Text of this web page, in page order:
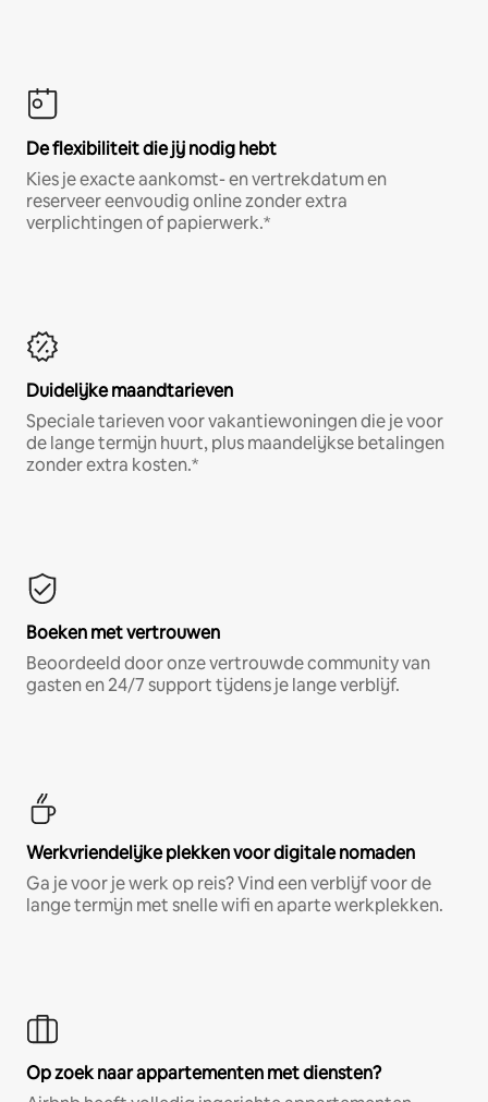
De flexibiliteit die jij nodig hebt
Kies je exacte aankomst- en vertrekdatum en
reserveer eenvoudig online zonder extra
verplichtingen of papierwerk.*
Duidelijke maandtarieven
Speciale tarieven voor vakantiewoningen die je voor
de lange termijn huurt, plus maandelijkse betalingen
zonder extra kosten.*
Boeken met vertrouwen
Beoordeeld door onze vertrouwde community van
gasten en 24/7 support tijdens je lange verblijf.
Werkvriendelijke plekken voor digitale nomaden
Ga je voor je werk op reis? Vind een verblijf voor de
lange termijn met snelle wifi en aparte werkplekken.
Op zoek naar appartementen met diensten?